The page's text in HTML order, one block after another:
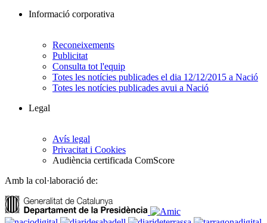
Informació corporativa
Reconeixements
Publicitat
Consulta tot l'equip
Totes les notícies publicades el dia 12/12/2015 a Nació
Totes les notícies publicades avui a Nació
Legal
Avís legal
Privacitat i Cookies
Audiència certificada ComScore
Amb la col·laboració de: